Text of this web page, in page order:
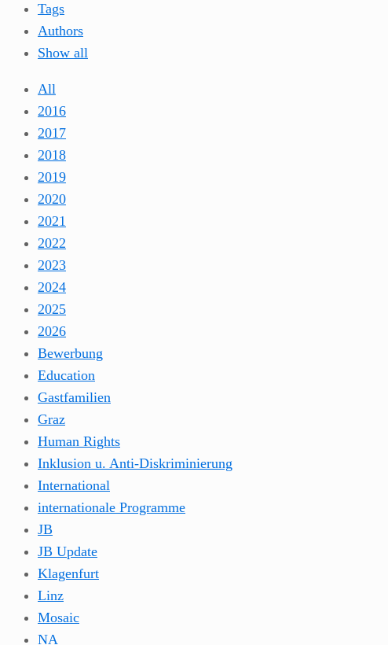
Tags
Authors
Show all
All
2016
2017
2018
2019
2020
2021
2022
2023
2024
2025
2026
Bewerbung
Education
Gastfamilien
Graz
Human Rights
Inklusion u. Anti-Diskriminierung
International
internationale Programme
JB
JB Update
Klagenfurt
Linz
Mosaic
NA